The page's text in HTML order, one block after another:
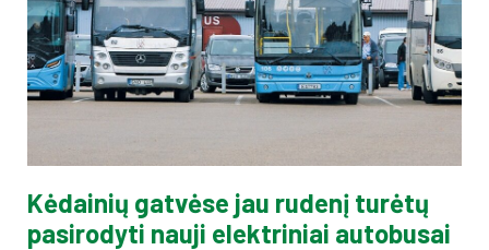
Kėdainių gatvėse jau rudenį turėtų
pasirodyti nauji elektriniai autobusai